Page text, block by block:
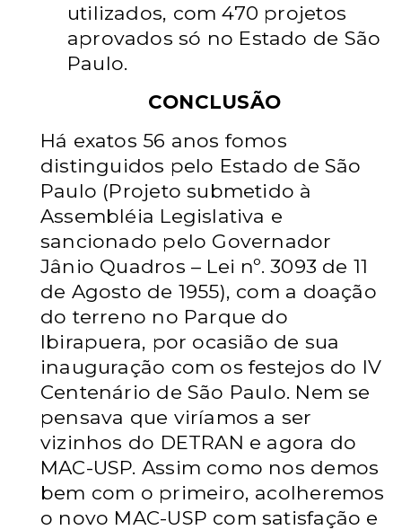
utilizados, com 470 projetos
aprovados só no Estado de São
Paulo.
CONCLUSÃO
Há exatos 56 anos fomos
distinguidos pelo Estado de São
Paulo (Projeto submetido à
Assembléia Legislativa e
sancionado pelo Governador
Jânio Quadros – Lei nº. 3093 de 11
de Agosto de 1955), com a doação
do terreno no Parque do
Ibirapuera, por ocasião de sua
inauguração com os festejos do IV
Centenário de São Paulo. Nem se
pensava que viríamos a ser
vizinhos do DETRAN e agora do
MAC-USP. Assim como nos demos
bem com o primeiro, acolheremos
o novo MAC-USP com satisfação e